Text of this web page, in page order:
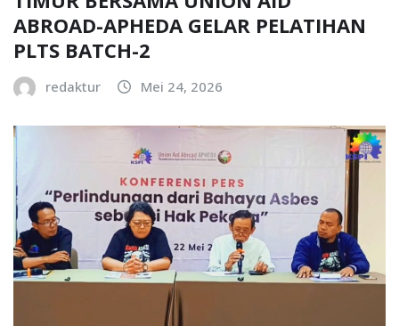
ABROAD-APHEDA GELAR PELATIHAN
PLTS BATCH-2
redaktur Mei 24, 2026